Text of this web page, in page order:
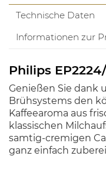
Technische Daten
Informationen zur
Philips
Genießen Sie dank
Brühsystems den
Kaffeearoma aus
klassischen
samtig-cremigen
ganz einfach